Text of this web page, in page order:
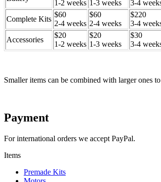
1-2 weeks 1-3 weeks
3-4
Complete Kits
$60
2-4 weeks
$60
2-4 weeks
$220
3-4
Accessories
$20
1-2 weeks
$20
1-3 weeks
$30
3-4
Smaller items can be combined with larger ones to
Payment
For international orders we accept PayPal.
Items
Premade Kits